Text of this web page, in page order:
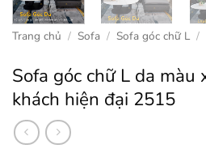
Trang chủ / Sofa / Sofa góc chữ L /
Sofa góc chữ L da màu
khách hiện đại 2515